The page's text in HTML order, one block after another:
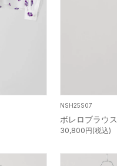
NSH25S07
ボレロブラウス
30,800円(税込)